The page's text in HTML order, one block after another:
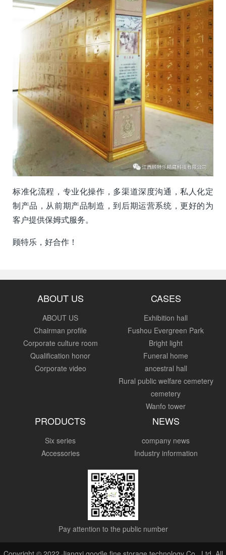
标准化流程，专业化操作，多渠道深度沟通，私人化定
制产品，从前期产品制造，到后期运营系统，更好的为
客户提供保姆式服务。
顾特乐，好合作！
ABOUT US
ABOUT US
Chairman profile
Corporate culture room
Qualification honor
Corporate video
CASES
Exhibition hall
Fushou Evergreen Park
Bright light
Funeral home
ancestral hall
Rural public welfare cemetery
cemetery
Wanfo tower
PRODUCTS
Six series
Accessories
NEWS
company news
Industry information
Pay attention to the public number